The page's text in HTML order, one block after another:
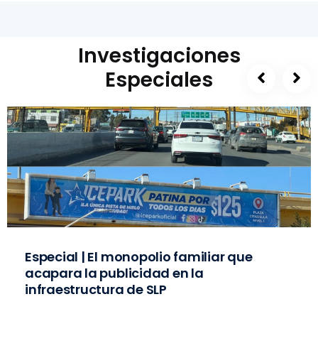
Investigaciones
Especiales
Especial | El monopolio familiar que
acapara la publicidad en la
infraestructura de SLP